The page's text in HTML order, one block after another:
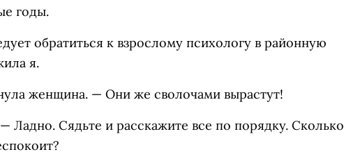
годы.
обратиться к взрослому психологу в районную
я.
женщина. — Они же сволочами вырастут!
Ладно. Сядьте и расскажите все по порядку. Сколько